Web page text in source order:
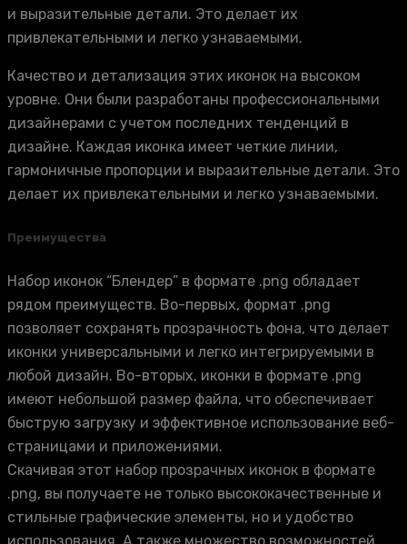
и выразительные детали. Это делает их
привлекательными и легко узнаваемыми.
Качество и детализация этих иконок на высоком
уровне. Они были разработаны профессиональными
дизайнерами с учетом последних тенденций в
дизайне. Каждая иконка имеет четкие линии,
гармоничные пропорции и выразительные детали. Это
делает их привлекательными и легко узнаваемыми.
Преимущества
Набор иконок “Блендер” в формате .png обладает
рядом преимуществ. Во-первых, формат .png
позволяет сохранять прозрачность фона, что делает
иконки универсальными и легко интегрируемыми в
любой дизайн. Во-вторых, иконки в формате .png
имеют небольшой размер файла, что обеспечивает
быструю загрузку и эффективное использование веб-
страницами и приложениями.
Скачивая этот набор прозрачных иконок в формате
.png, вы получаете не только высококачественные и
стильные графические элементы, но и удобство